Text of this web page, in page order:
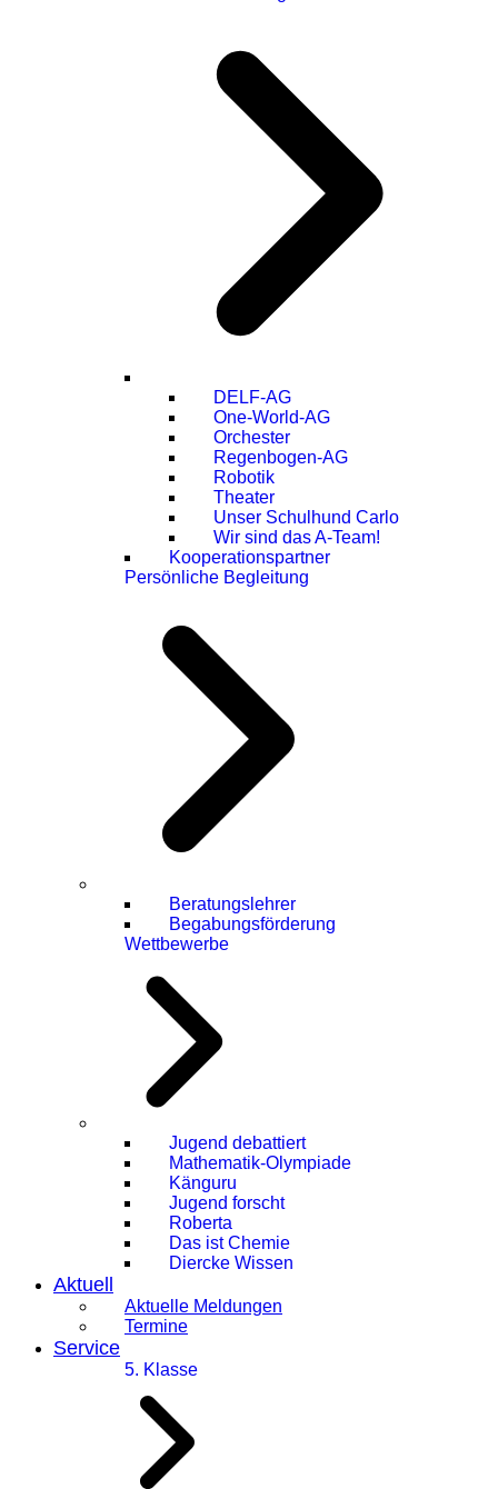
DELF-AG
One-World-AG
Orchester
Regenbogen-AG
Robotik
Theater
Unser Schulhund Carlo
Wir sind das A-Team!
Kooperationspartner
Persönliche Begleitung
Beratungslehrer
Begabungsförderung
Wettbewerbe
Jugend debattiert
Mathematik-Olympiade
Känguru
Jugend forscht
Roberta
Das ist Chemie
Diercke Wissen
Aktuell
Aktuelle Meldungen
Termine
Service
5. Klasse